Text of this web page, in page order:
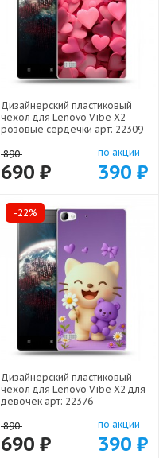
Дизайнерский пластиковый
чехол для Lenovo Vibe X2
розовые сердечки арт: 22309
890
690 ₽
по акции
390 ₽
-22%
Дизайнерский пластиковый
чехол для Lenovo Vibe X2 для
девочек арт: 22376
890
690 ₽
по акции
390 ₽